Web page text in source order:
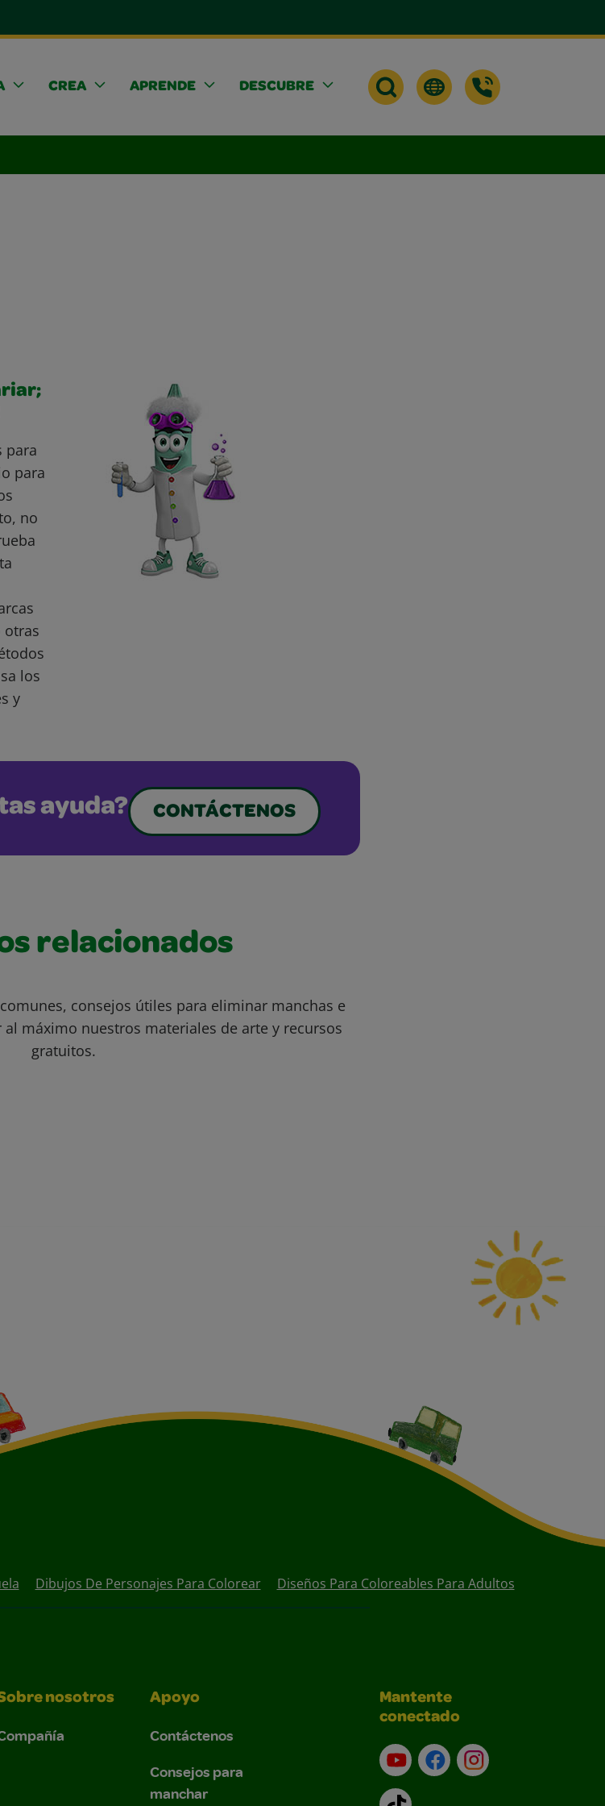
CREA APRENDE DESCUBRE
para
para
no
otras
los
y
ayuda? CONTÁCTENOS
relacionados
consejos útiles para eliminar manchas e
máximo nuestros materiales de arte y recursos
gratuitos.
Dibujos De Personajes Para Colorear Diseños Para Coloreables Para Adultos
nosotros Apoyo
Contáctenos
Consejos para
manchar
Mantente
conectado
YouTube (en inglés)
Facebook (en inglés)
Instagram (en
TikTok